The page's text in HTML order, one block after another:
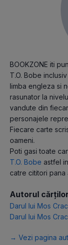
BOOKZONE iti
T.O. Bobe
limba engleza si
rasunator la
vandute din
personajele
Fiecare carte
oameni.
Poti gasi toate
T.O. Bobe astfel
catre cititori pana
Autorul
Darul lui Mos
Darul lui Mos
→ Vezi pagina